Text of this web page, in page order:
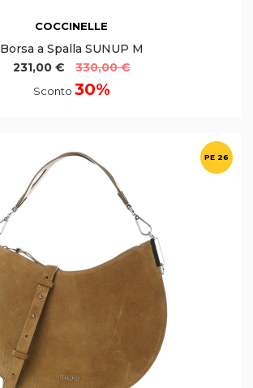
COCCINELLE
Borsa a Spalla SUNUP M
231,00 €
330,00 €
Sconto 30%
PE 26